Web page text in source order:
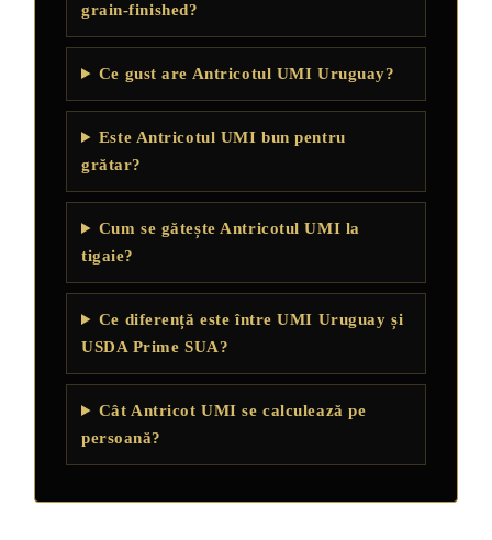
grain-finished?
Ce gust are Antricotul UMI Uruguay?
Este Antricotul UMI bun pentru
grătar?
Cum se gătește Antricotul UMI la
tigaie?
Ce diferență este între UMI Uruguay și
USDA Prime SUA?
Cât Antricot UMI se calculează pe
persoană?